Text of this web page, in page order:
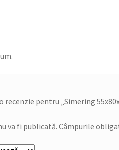
recenzie pentru „Simering
va fi publicată.Câmpurile